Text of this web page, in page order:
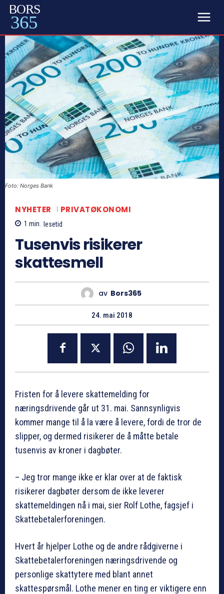
BORS
365
Foto: Norges Bank
NYHETER PRIVATØKONOMI
1 min. lesetid
Tusenvis risikerer
skattesmell
av Bors365
24. mai 2018
Fristen for å levere skattemelding for
næringsdrivende går ut 31. mai. Sannsynligvis
kommer mange til å la være å levere, fordi de tror de
slipper, og dermed risikerer de å måtte betale
tusenvis av kroner i dagbøter.
– Jeg tror mange ikke er klar over at de faktisk
risikerer dagbøter dersom de ikke leverer
skattemeldingen nå i mai, sier Rolf Lothe, fagsjef i
Skattebetalerforeningen.
Hvert år hjelper Lothe og de andre rådgiverne i
Skattebetalerforeningen næringsdrivende og
personlige skattytere med blant annet
skattespørsmål. Lothe mener en ting er viktigere enn